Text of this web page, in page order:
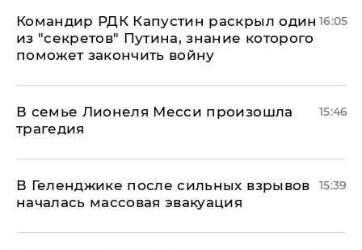
Командир РДК Капустин раскрыл один
из "секретов" Путина, знание которого
поможет закончить войну
16:05
В семье Лионеля Месси произошла
трагедия
15:46
В Геленджике после сильных взрывов
началась массовая эвакуация
15:39